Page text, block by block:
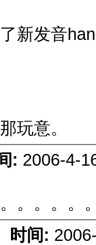
新发音
玩意。
: 2006-4-
。。。。
时间: